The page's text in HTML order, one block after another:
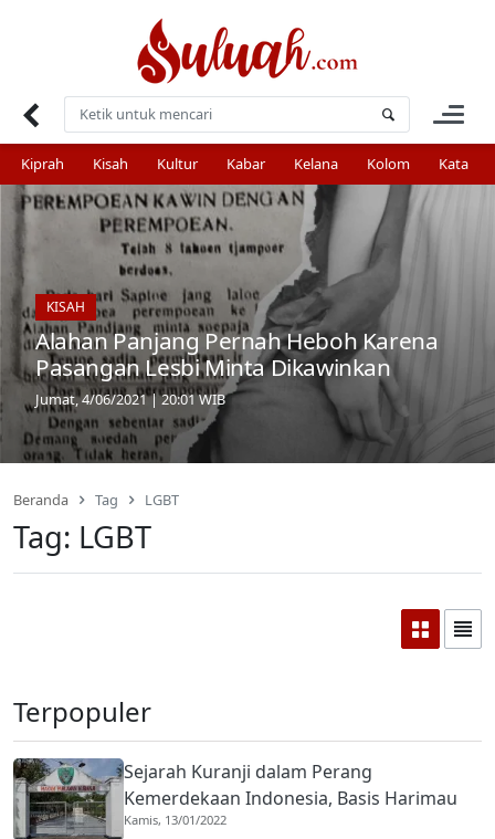
Kiprah Kisah Kultur Kabar Kelana Kolom Kata
KISAH
Alahan Panjang Pernah Heboh Karena
Pasangan Lesbi Minta Dikawinkan
Jumat, 4/06/2021 | 20:01 WIB
Beranda Tag LGBT
Tag: LGBT
Terpopuler
Sejarah Kuranji dalam Perang
Kemerdekaan Indonesia, Basis Harimau
Kuranji
Kamis, 13/01/2022